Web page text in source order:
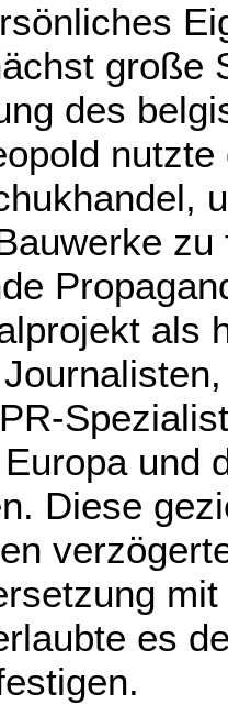
große
des
als
und
Diese
es